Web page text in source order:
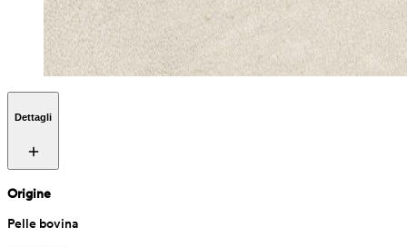
Dettagli
Origine
Pelle bovina